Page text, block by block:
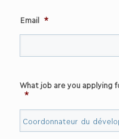
Email *
What job are you applying
*